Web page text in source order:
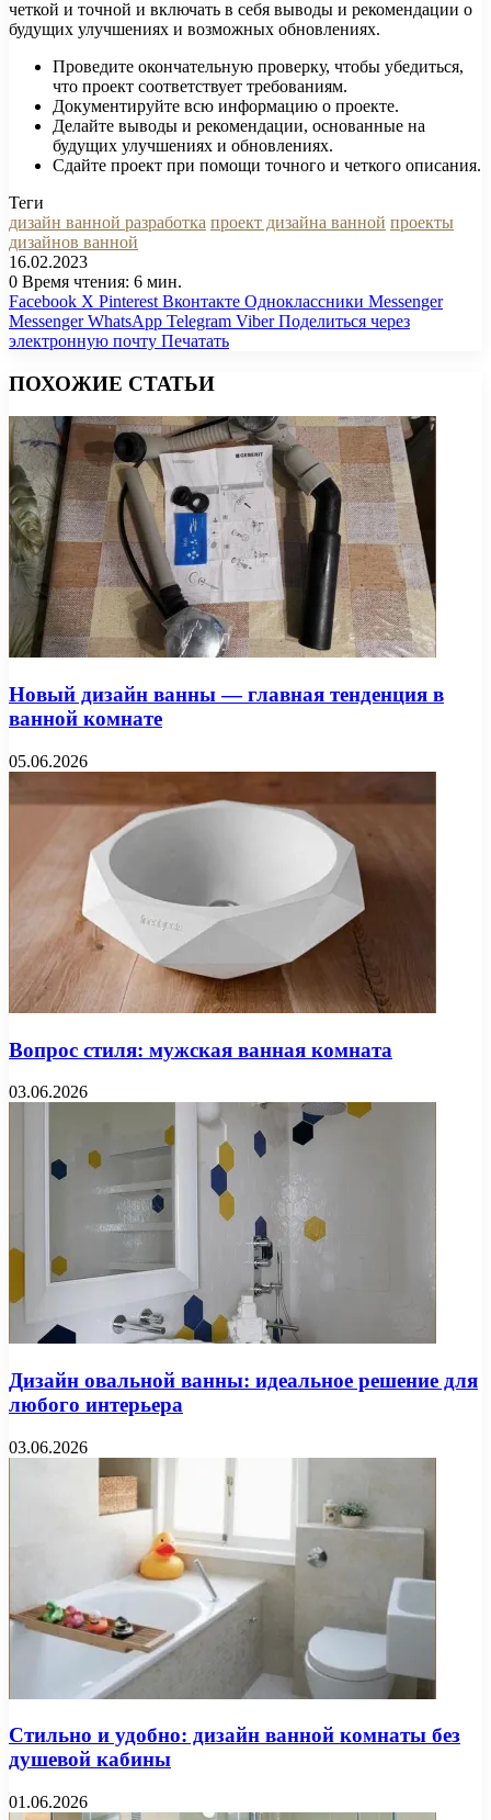
четкой и точной и включать в себя выводы и рекомендации о
будущих улучшениях и возможных обновлениях.
Проведите окончательную проверку, чтобы убедиться,
что проект соответствует требованиям.
Документируйте всю информацию о проекте.
Делайте выводы и рекомендации, основанные на
будущих улучшениях и обновлениях.
Сдайте проект при помощи точного и четкого описания.
Теги
дизайн ванной разработка проект дизайна ванной проекты
дизайнов ванной
16.02.2023
0 Время чтения: 6 мин.
Facebook X Pinterest Вконтакте Одноклассники Messenger
Messenger WhatsApp Telegram Viber Поделиться через
электронную почту Печатать
ПОХОЖИЕ СТАТЬИ
Новый дизайн ванны — главная тенденция в
ванной комнате
05.06.2026
Вопрос стиля: мужская ванная комната
03.06.2026
Дизайн овальной ванны: идеальное решение для
любого интерьера
03.06.2026
Стильно и удобно: дизайн ванной комнаты без
душевой кабины
01.06.2026